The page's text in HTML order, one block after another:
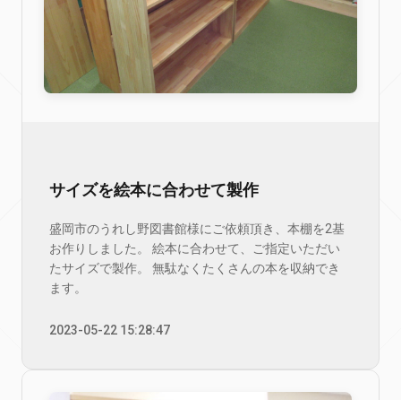
サイズを絵本に合わせて製作
盛岡市のうれし野図書館様にご依頼頂き、本棚を2基
お作りしました。 絵本に合わせて、ご指定いただい
たサイズで製作。 無駄なくたくさんの本を収納でき
ます。
2023-05-22 15:28:47